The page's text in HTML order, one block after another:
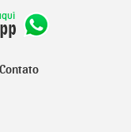
Contato